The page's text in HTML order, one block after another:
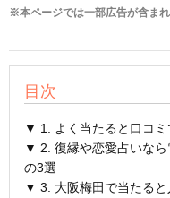
※本ページでは一部広告が含まれ
目次
▼ 1. よく当たると口コ
▼ 2. 復縁や恋愛占いなら
の3選
▼ 3. 大阪梅田で当たる